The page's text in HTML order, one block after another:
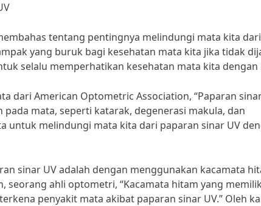
tentang pentingnya melindungi mata kita dari
yang buruk bagi kesehatan mata kita jika tidak
selalu memperhatikan kesehatan mata kita dengan
dari American Optometric Association, “Paparan
mata, seperti katarak, degenerasi makula, dan
untuk melindungi mata kita dari paparan sinar UV
sinar UV adalah dengan menggunakan kacamata
seorang ahli optometri, “Kacamata hitam yang
penyakit mata akibat paparan sinar UV.” Oleh